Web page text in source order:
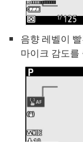
음향 레벨이
마이크 감도를